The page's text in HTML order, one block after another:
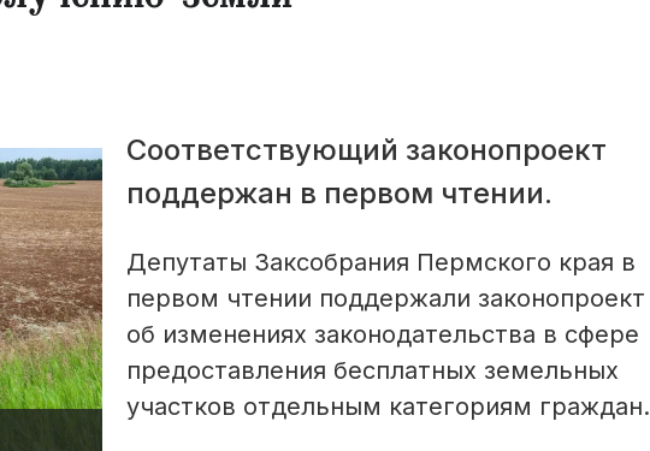
Соответствующий законопроект
поддержан в первом чтении.
Депутаты Заксобрания Пермского края в
первом чтении поддержали законопроект
об изменениях законодательства в сфере
предоставления бесплатных земельных
участков отдельным категориям граждан.